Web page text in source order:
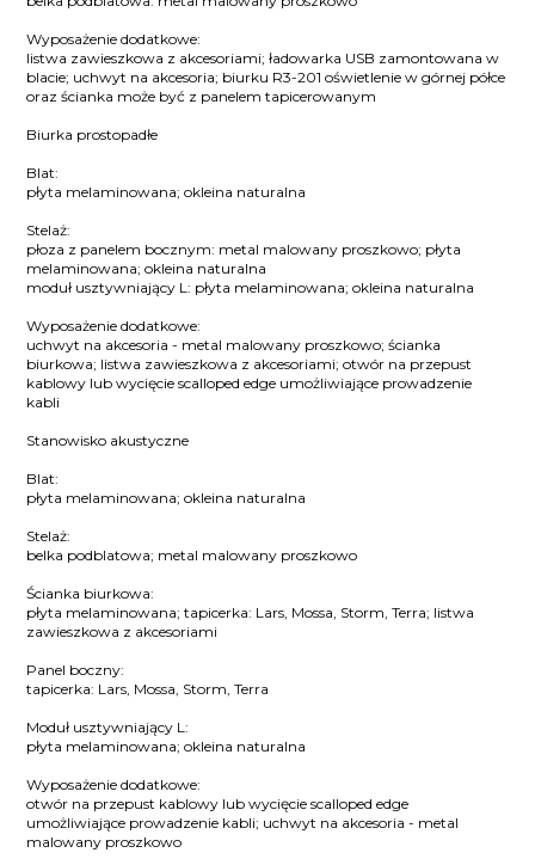
Wyposażenie dodatkowe:
listwa zawieszkowa z akcesoriami; ładowarka USB zamontowana w
blacie; uchwyt na akcesoria; biurku R3-201 oświetlenie w górnej półce
oraz ścianka może być z panelem tapicerowanym
Biurka prostopadłe
Blat:
płyta melaminowana; okleina naturalna
Stelaż:
płoza z panelem bocznym: metal malowany proszkowo; płyta
melaminowana; okleina naturalna
moduł usztywniający L: płyta melaminowana; okleina naturalna
Wyposażenie dodatkowe:
uchwyt na akcesoria - metal malowany proszkowo; ścianka
biurkowa; listwa zawieszkowa z akcesoriami; otwór na przepust
kablowy lub wycięcie scalloped edge umożliwiające prowadzenie
kabli
Stanowisko akustyczne
Blat:
płyta melaminowana; okleina naturalna
Stelaż:
belka podblatowa; metal malowany proszkowo
Ścianka biurkowa:
płyta melaminowana; tapicerka: Lars, Mossa, Storm, Terra; listwa
zawieszkowa z akcesoriami
Panel boczny:
tapicerka: Lars, Mossa, Storm, Terra
Moduł usztywniający L:
płyta melaminowana; okleina naturalna
Wyposażenie dodatkowe:
otwór na przepust kablowy lub wycięcie scalloped edge
umożliwiające prowadzenie kabli; uchwyt na akcesoria - metal
malowany proszkowo